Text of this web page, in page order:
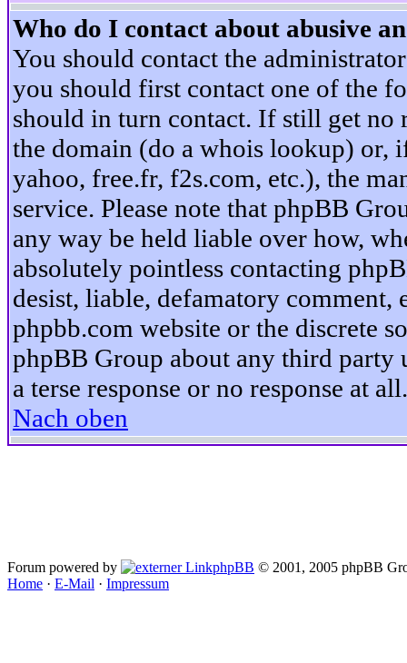
Who do I contact about abusive
You should contact the
you should first contact one of the
should in turn contact. If still get no
the domain (do a whois lookup) or,
yahoo, free.fr, f2s.com, etc.), the
service. Please note that phpBB
any way be held liable over how,
absolutely pointless contacting
desist, liable, defamatory
phpbb.com website or the discrete
phpBB Group about any third party
a terse response or no response at all.
Nach oben
Forum powered by phpBB © 2001, 2005 phpBB
Home · E-Mail · Impressum